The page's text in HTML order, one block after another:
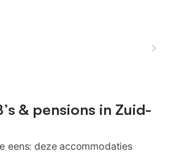
& pensions in Zuid-
eens: deze accommodaties